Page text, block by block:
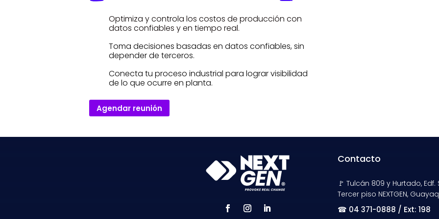
Optimiza y controla los costos de producción con
datos confiables y en tiempo real.
Toma decisiones basadas en datos confiables, sin
depender de terceros.
Conecta tu proceso industrial para lograr visibilidad
de lo que ocurre en planta.
Agendar reunión
Contacto
🚩 Tulcán 809 y Hurtado, Edf.
Tercer piso NEXTGEN,
☎ 04 371-0888 / Ext: 198